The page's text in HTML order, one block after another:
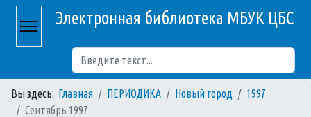
Электронная библиотека МБУК ЦБС
Вы здесь: Главная ПЕРИОДИКА Новый город
1997
Сентябрь 1997